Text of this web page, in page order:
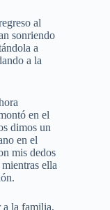
al
sonriendo
a
a la
en el
dimos un
en el
mis dedos
ella
a la familia,